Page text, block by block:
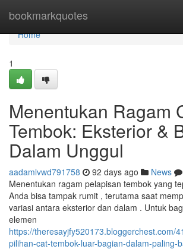
bookmarkquotes
Home
Home
1
Menentukan Ragam
Tembok: Eksterior &
Dalam Unggul
aadamlvwd791758 92 days ago News
Menentukan ragam pelapisan tembok yang
Anda bisa tampak rumit , terutama saat
variasi antara eksterior dan dalam . Untuk
elemen
https://theresayjfy520173.bloggerchest.com/
pilihan-cat-tembok-luar-bagian-dalam-paling-